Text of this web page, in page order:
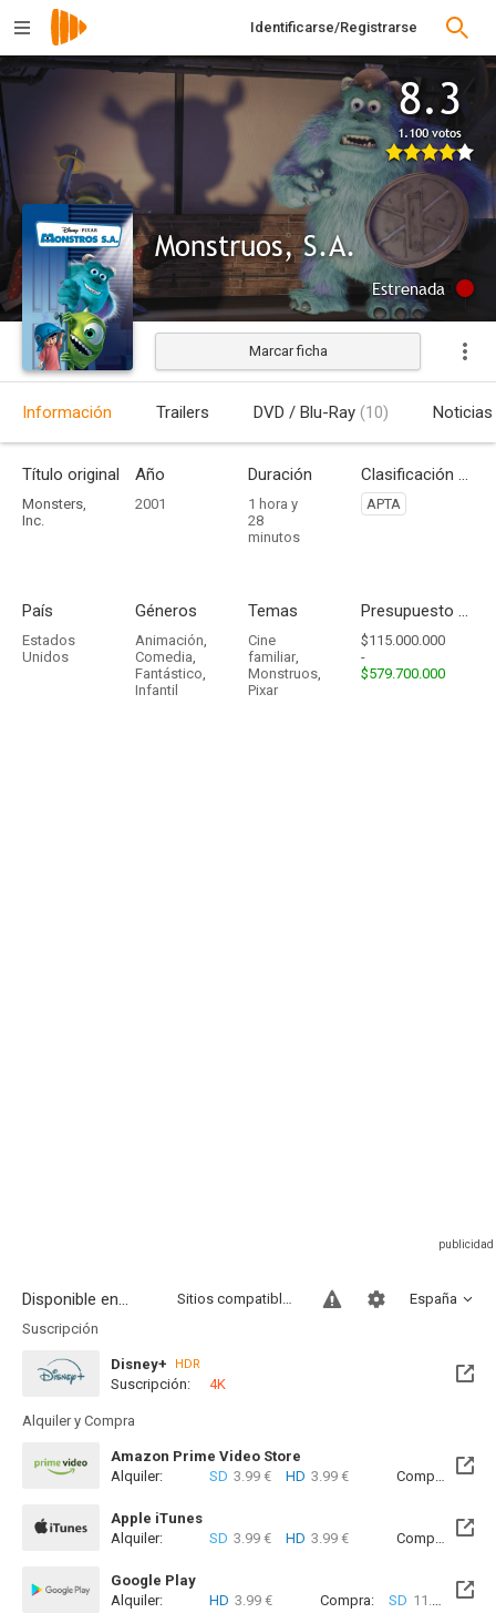
Identificarse/Registrarse
8.3
1.100 votos
Monstruos, S.A.
Estrenada
Marcar ficha
Información Trailers DVD / Blu-Ray (10) Noticias
Título original
Monsters,
Inc.
Año
2001
Duración
1 hora y
28
minutos
Clasificación por edades
APTA
País
Estados
Unidos
Géneros
Animación,
Comedia,
Fantástico,
Infantil
Temas
Cine
familiar,
Monstruos,
Pixar
Presupuesto - Ingresos
$115.000.000
-
$579.700.000
Disponible en... España
Sitios compatibles
Suscripción
Disney+ HDR
Suscripción: 4K
Alquiler y Compra
Amazon Prime Video Store
Alquiler:
SD 3.99 € HD 3.99 € Compra: SD
Apple iTunes
Alquiler:
SD 3.99 € HD 3.99 € Compra: SD
Google Play
Alquiler:
HD 3.99 € Compra: SD 11.99 € HD